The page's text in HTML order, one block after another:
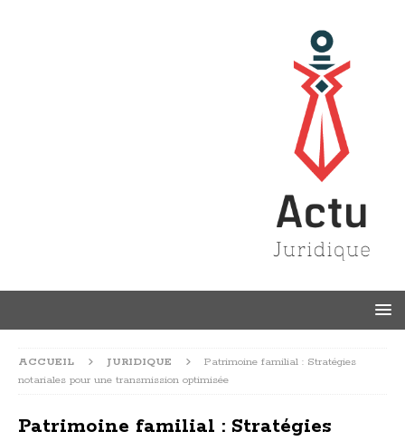
ACCUEIL JURIDIQUE
Patrimoine familial : Stratégies
notariales pour une transmission optimisée
Patrimoine familial : Stratégies